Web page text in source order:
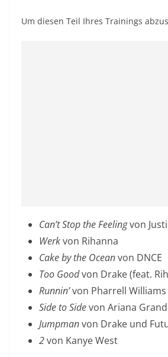
Um diesen Teil Ihres Trainings
Can’t Stop the Feelingvon
Werkvon Rihanna
Cake by the Oceanvon DNCE
Too Goodvon Drake (feat.
Runnin’von Pharrell Williams
Side to Sidevon Ariana
Jumpmanvon Drake und
2von Kanye West